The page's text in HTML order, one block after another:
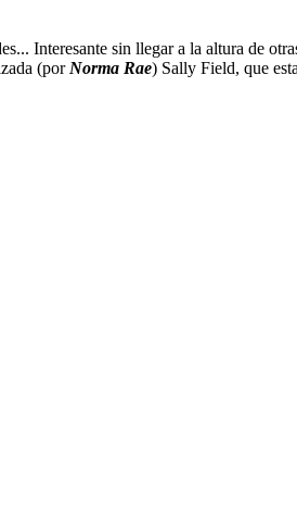
Interesante sin llegar a la altura de
(por Norma Rae) Sally Field, que